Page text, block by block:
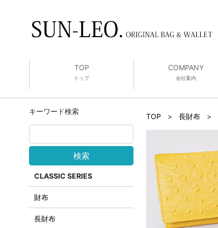
TOP
トップ
COMPANY
会社案内
キーワード検索
検索
CLASSIC SERIES
財布
長財布
TOP > 長財布 >